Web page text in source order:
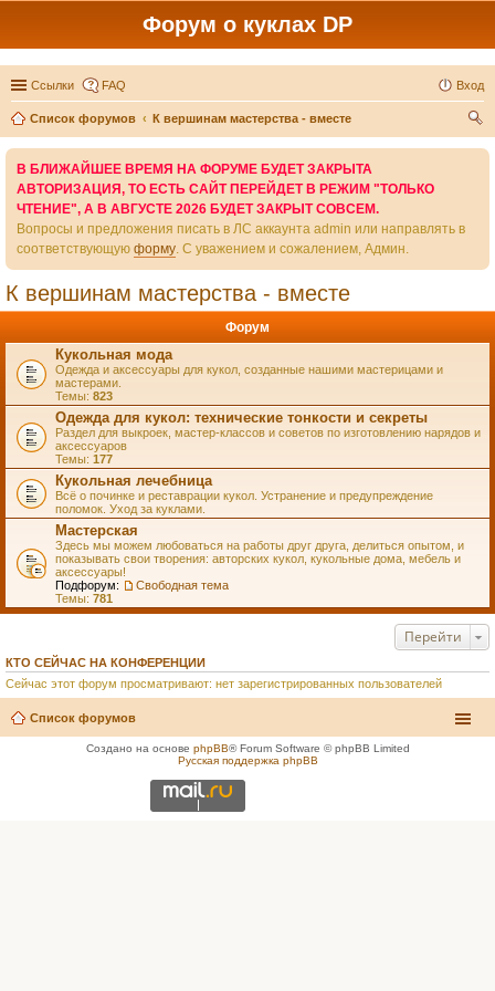
Форум о куклах DP
Ссылки FAQ Вход
Список форумов
К вершинам мастерства - вместе
В БЛИЖАЙШЕЕ ВРЕМЯ НА ФОРУМЕ БУДЕТ ЗАКРЫТА
АВТОРИЗАЦИЯ, ТО ЕСТЬ САЙТ ПЕРЕЙДЕТ В РЕЖИМ "ТОЛЬКО
ЧТЕНИЕ", А В АВГУСТЕ 2026 БУДЕТ ЗАКРЫТ СОВСЕМ.
Вопросы и предложения писать в ЛС аккаунта admin или направлять в
соответствующую форму. С уважением и сожалением, Админ.
К вершинам мастерства - вместе
Форум
Кукольная мода
Одежда и аксессуары для кукол, созданные нашими мастерицами и
мастерами.
Темы: 823
Одежда для кукол: технические тонкости и секреты
Раздел для выкроек, мастер-классов и советов по изготовлению нарядов и
аксессуаров
Темы: 177
Кукольная лечебница
Всё о починке и реставрации кукол. Устранение и предупреждение
поломок. Уход за куклами.
Мастерская
Здесь мы можем любоваться на работы друг друга, делиться опытом, и
показывать свои творения: авторских кукол, кукольные дома, мебель и
аксессуары!
Подфорум:
Свободная тема
Темы: 781
Перейти
КТО СЕЙЧАС НА КОНФЕРЕНЦИИ
Сейчас этот форум просматривают: нет зарегистрированных пользователей
Список форумов
Создано на основе phpBB® Forum Software © phpBB Limited
Русская поддержка phpBB